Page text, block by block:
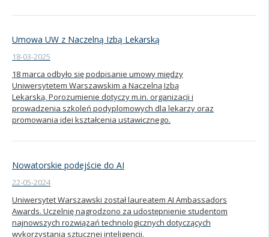
Umowa UW z Naczelną Izbą Lekarską
18-03-2025
18 marca odbyło się podpisanie umowy między
Uniwersytetem Warszawskim a Naczelną Izbą
Lekarską. Porozumienie dotyczy m.in. organizacji i
prowadzenia szkoleń podyplomowych dla lekarzy oraz
promowania idei kształcenia ustawicznego.
Nowatorskie podejście do AI
22-05-2024
Uniwersytet Warszawski został laureatem AI Ambassadors
Awards. Uczelnię nagrodzono za udostępnienie studentom
najnowszych rozwiązań technologicznych dotyczących
wykorzystania sztucznej inteligencji.